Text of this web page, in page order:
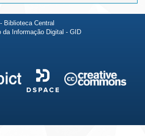
Biblioteca Central
da Informação Digital - GID